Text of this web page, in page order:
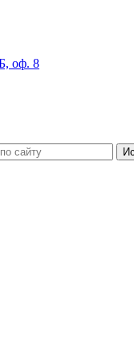
оф. 8